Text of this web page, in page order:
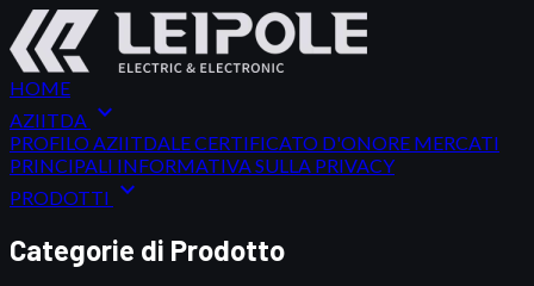
HOME
AZIITDA expand_more
PROFILO AZIITDALECERTIFICATO D'ONORE MERCATI
PRINCIPALI INFORMATIVA SULLA PRIVACY
PRODOTTI expand_more
Categorie di Prodotto